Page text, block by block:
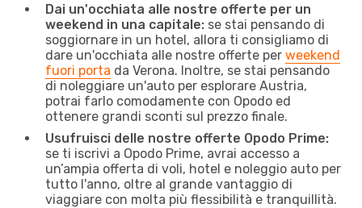
Dai un'occhiata alle nostre offerte per un
weekend in una capitale: se stai pensando di
soggiornare in un hotel, allora ti consigliamo di
dare un'occhiata alle nostre offerte per weekend
fuori porta da Verona. Inoltre, se stai pensando
di noleggiare un'auto per esplorare Austria,
potrai farlo comodamente con Opodo ed
ottenere grandi sconti sul prezzo finale.
Usufruisci delle nostre offerte Opodo Prime:
se ti iscrivi a Opodo Prime, avrai accesso a
un’ampia offerta di voli, hotel e noleggio auto per
tutto l'anno, oltre al grande vantaggio di
viaggiare con molta più flessibilità e tranquillità.